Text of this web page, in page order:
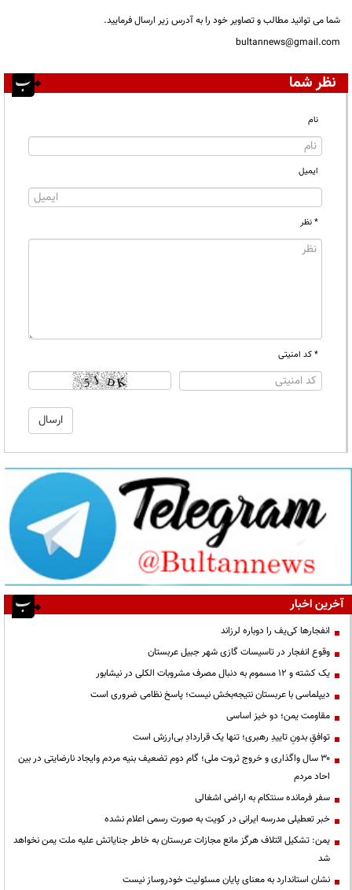
شما می توانید مطالب و تصاویر خود را به آدرس زیر ارسال فرمایید.
bultannews@gmail.com
نظر شما
نام
ایمیل
* نظر
* کد امنیتی
آخرین اخبار
انفجارها کی‌یف را دوباره لرزاند
وقوع انفجار در تاسیسات گازی شهر جبیل عربستان
یک کشته و ۱۲ مسموم به دنبال مصرف مشروبات الکلی در نیشابور
دیپلماسی با عربستان نتیجه‌بخش نیست؛ پاسخ نظامی ضروری است
مقاومت یمن؛ دو خیز اساسی
توافقِ بدونِ تاییدِ رهبری؛ تنها یک قراردادِ بی‌ارزش است
۳۰ سال واگذاری و خروج ثروت ملی؛ گام دوم تضعیف بنیه مردم وایجاد نارضایتی در بین
احاد مردم
سفر فرمانده سنتکام به اراضی اشغالی
خبر تعطیلی مدرسه ایرانی در کویت به صورت رسمی اعلام نشده
یمن: تشکیل ائتلاف هرگز مانع مجازات عربستان به خاطر جنایاتش علیه ملت یمن نخواهد
شد
نشان استاندارد به معنای پایان مسئولیت خودروساز نیست